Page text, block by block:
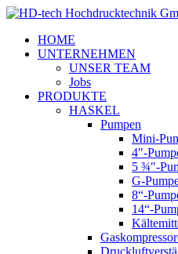
HOME
UNTERNEHMEN
UNSER TEAM
Jobs
PRODUKTE
HASKEL
Pumpen
Mini-
4″-
5 ¾″-
G-
8“-
14“-